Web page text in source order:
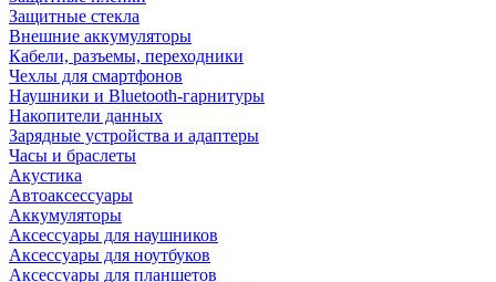
Защитные стекла
Внешние аккумуляторы
Кабели, разъемы, переходники
Чехлы для смартфонов
Наушники и Bluetooth-гарнитуры
Накопители данных
Зарядные устройства и адаптеры
Часы и браслеты
Акустика
Автоаксессуары
Аккумуляторы
Аксессуары для наушников
Аксессуары для ноутбуков
Аксессуары для планшетов